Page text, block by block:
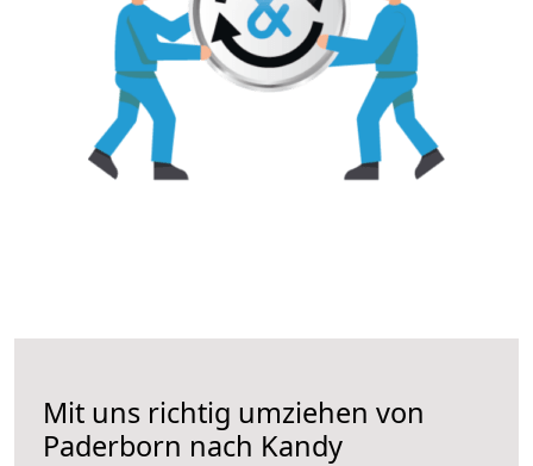
Mit uns richtig umziehen von
Paderborn nach Kandy